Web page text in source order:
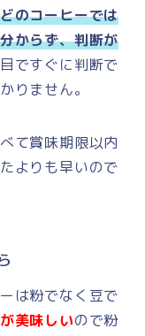
のコーヒーでは
からず、判断が
ですぐに判断で
りません。
て賞味期限以内
よりも早いので
は粉でなく豆で
美味しいので粉